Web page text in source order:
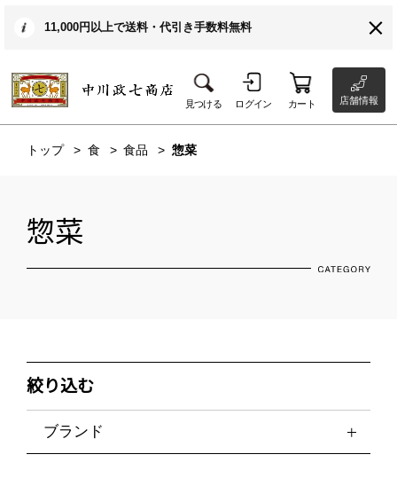
11,000円以上で送料・代引き手数料無料
見つける ログイン カート 店舗情報
トップ 食 食品 惣菜
惣菜
絞り込む
ブランド